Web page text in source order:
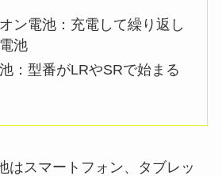
ン電池：充電して繰り返し
池
：型番がLRやSRで始まる
はスマートフォン、タブレッ